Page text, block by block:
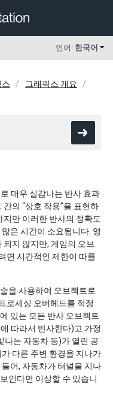
언어: 한국어
스
그래픽스 개요
매우 실감나는 반사 효과
의 “상호 작용”을 표현하
만 이러한 반사의 정확도
은 시간이 소요됩니다. 영
지 않지만, 게임의 오브
면 시간적인 제한이 따를
을 사용하여 오브젝트로
로세싱 오버헤드를 적정
있는 모든 반사 오브젝트
따라서 반사한다)고 가정
나는 자동차 등)가 열린 공
다른 주변 환경을 지나가
어, 자동차가 터널을 지나
인다면 이상할 수 있습니